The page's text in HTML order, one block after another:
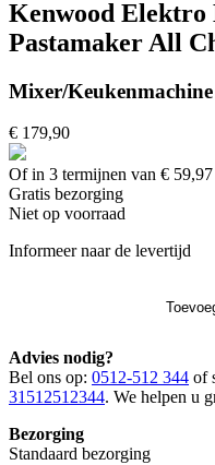
Kenwood
Pastamaker All
Mixer/Keukenmachine
€ 179,90
Of in 3 termijnen van € 59,97
Gratis bezorging
Niet op voorraad
Informeer naar de levertijd
Advies nodig?
Bel ons op: 0512-512 344 of
31512512344. We helpen u
Bezorging
Standaard bezorging